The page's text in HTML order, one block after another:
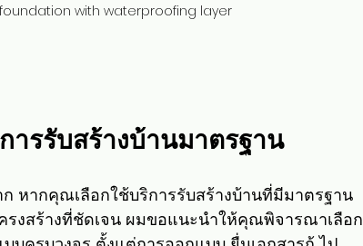
with waterproofing layer
ารรับสร้างบ้านมาตรฐาน
หากคุณเลือกใช้บริการรับสร้างบ้านที่มีมาตรฐาน
รงสร้างที่ชัดเจน ผมขอแนะนำให้คุณพิจารณาเลือก